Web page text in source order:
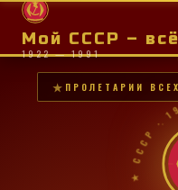
Мой СССР –
1922 — 1991
ПРОЛЕТАРИИ